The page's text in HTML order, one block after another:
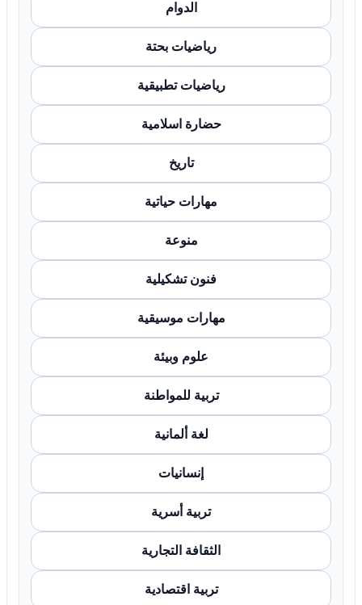
الدوام
رياضيات بحتة
رياضيات تطبيقية
حضارة اسلامية
تاريخ
مهارات حياتية
منوعة
فنون تشكيلية
مهارات موسيقية
علوم وبيئة
تربية للمواطنة
لغة ألمانية
إنسانيات
تربية أسرية
الثقافة التجارية
تربية اقتصادية